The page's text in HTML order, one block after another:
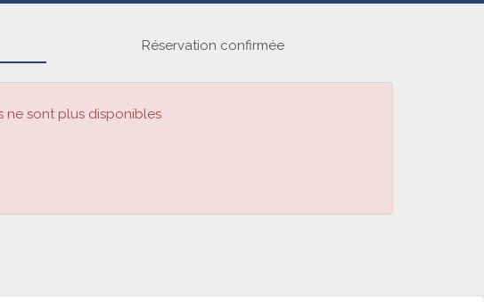
Réservation confirmée
ne sont plus disponibles